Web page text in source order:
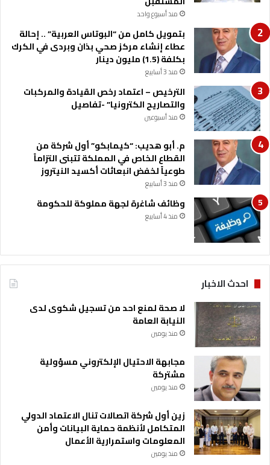
ت
س
ل
ك
ر
ة
ا
ل
ق
د
م
ل
إ
ل
ك
ت
ر
و
ن
ة
منذ أسبوع واحد
بتمويل كامل من “البوتاس العربية” .. إحالة
عطاء إنشاء مركز صحي بذان وبردى في الكرك
بكلفة (1.5) مليون دينار
منذ 3 أسابيع
الترخيص – اعتماد رخص القيادة والمركبات
والتصاريح الكترونيا” -تفاصيل
منذ أسبوعين
م. أبو هديب: “كيمابكو” أول شركة من
القطاع الخاص في المملكة تتبنى التزاماً
طوعياً لخفض انبعاثات أكسيد النيتروز
منذ 3 أسابيع
وظائف شاغرة لجهة مملوكة للحكومة
منذ 4 أسابيع
احدث الاخبار
لا صحة لمنع احد من تسجيل شكوى لدى
النيابة العامة
منذ يومين
مجابهة الاحتيال الإلكتروني مسؤولية
مشتركة
منذ يومين
زين أول شركة اتصالات تنال الاعتماد الدولي
المتكامل لأنظمة حماية البيانات وأمن
المعلومات واستمرارية الأعمال
منذ يومين